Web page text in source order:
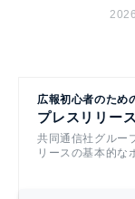
広報初心者のため
プレスリリー
共同通信社グルー
リースの基本的な